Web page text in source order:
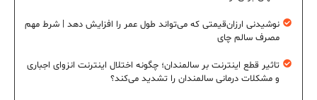
نوشیدنی ارزان‌قیمتی که می‌تواند طول عمر را افزایش دهد | شرط مهم
مصرف سالم چای
تاثیر قطع اینترنت بر سالمندان؛ چگونه اختلال اینترنت انزوای اجباری
و مشکلات درمانی سالمندان را تشدید می‌کند؟